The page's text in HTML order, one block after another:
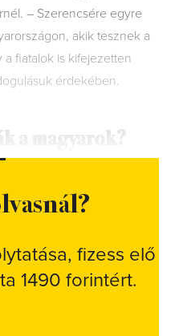
– Szerencsére egyre
akik tesznek a
fiatalok is kifejezetten
érdekében.
a magyarok?
fizess elő
1490 forintért.